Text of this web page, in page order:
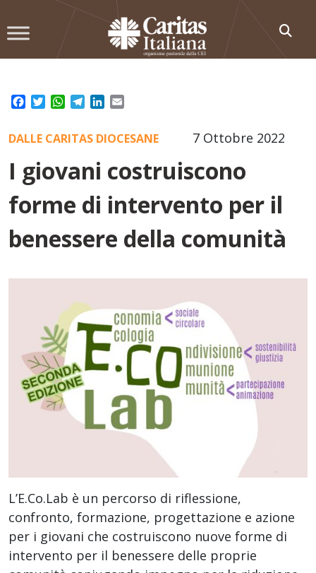
to
Facebook
TwitterWhatsApp
TelegramLinkedIn
7 Ottobre 2022
DALLE CARITAS DIOCESANE
I giovani costruiscono
forme di intervento per il
benessere della comunità
L’E.Co.Lab è un percorso di riflessione,
confronto, formazione, progettazione e azione
per i giovani che costruiscono nuove forme di
intervento per il benessere delle proprie